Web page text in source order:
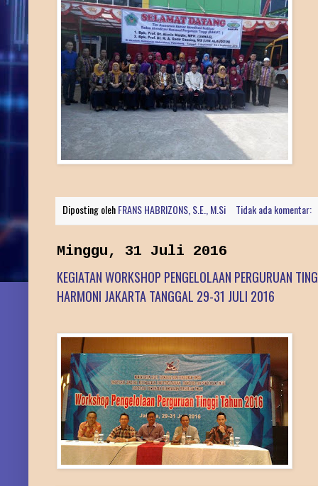
Diposting olehFRANS HABRIZONS, S.E., M.Si Tidak ada komentar:
Minggu, 31 Juli 2016
KEGIATAN WORKSHOP PENGELOLAAN PERGURUAN
HARMONI JAKARTA TANGGAL 29-31 JULI 2016